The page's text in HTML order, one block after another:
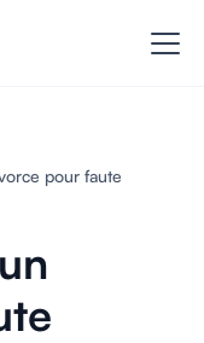
pour faute